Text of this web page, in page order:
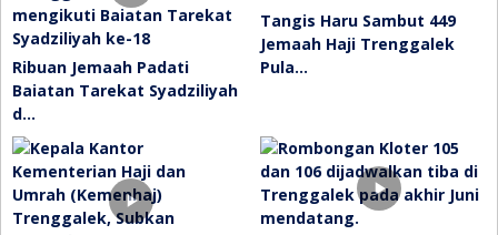
Ribuan Jemaah Padati
Baiatan Tarekat Syadziliyah
d…
Tangis Haru Sambut 449
Jemaah Haji Trenggalek
Pula…